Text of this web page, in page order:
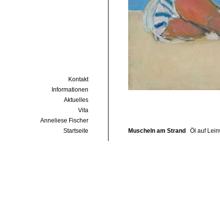
Kontakt
Informationen
Aktuelles
Vita
Anneliese Fischer
Startseite
Muscheln am Strand Öl auf